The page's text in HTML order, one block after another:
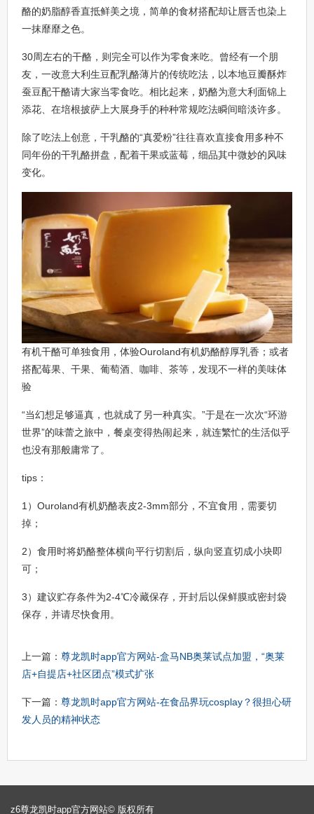
酪的奶脂醇香直抵鲜美之境，简单的食材搭配却让唇舌也染上
一抹靡靡之色。
30周左右的干酪，则完全可以作为零食来吃。曾经有一个朋
友，一改意大利生豆配乳酪薄片的传统吃法，以本地豆瓣酥炸
蚕豆配干酪请大家当零食吃。相比起来，奶酪为意大利面锦上
添花、在培根披萨上大展身手的种种常规吃法瞬间暗淡许多。
除了吃法上创意，干乳酪的“真爱粉”往往喜欢直接食用多种不
同年份的干乳酪拼盘，配着干果或蓝莓，细品其中微妙的风味
变化。
有机干酪可单独食用，体验Ouroland有机奶酪醇厚乳香；或者
搭配莓果、干果、葡萄酒、咖啡、茶等，发现不一样的美味体
验
“当幻想足够逼真，也就成了另一种真实。”于是在一次次“环游
世界”的味蕾之旅中，餐桌变得热闹起来，就连繁忙的生活似乎
也没有那般庸常了。
tips：
1）Ouroland有机奶酪表皮2-3mm部分，不宜食用，需要切
掉；
2）食用时将奶酪整体横向平行切割后，纵向竖直切成小块即
可；
3）建议贮存条件为2-4℃冷藏保存，开封后以保鲜膜或密封袋
保存，并请尽快食用。
上一篇： 尊龙凯时app官方网站-盒马NB奥莱试点加盟，“奥莱
店+自提店+社区团点”模式扩张
下一篇： 尊龙凯时app官方网站-在食品界玩cosplay？很担心研
发人员的精神状态
z6尊龙凯时app官方网站© 版权所有